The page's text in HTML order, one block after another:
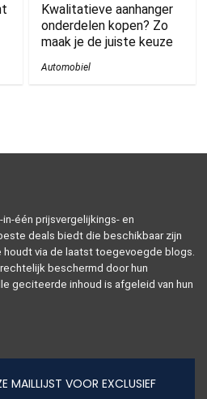
Kwalitatieve aanhanger
onderdelen kopen? Zo
maak je de juiste keuze
Automobiel
één prijsvergelijkings- en
deals biedt die beschikbaar zijn
via de laatst toegevoegde blogs.
beschermd door hun
geciteerde inhoud is afgeleid van hun
MAILLIJST VOOR EXCLUSIEF